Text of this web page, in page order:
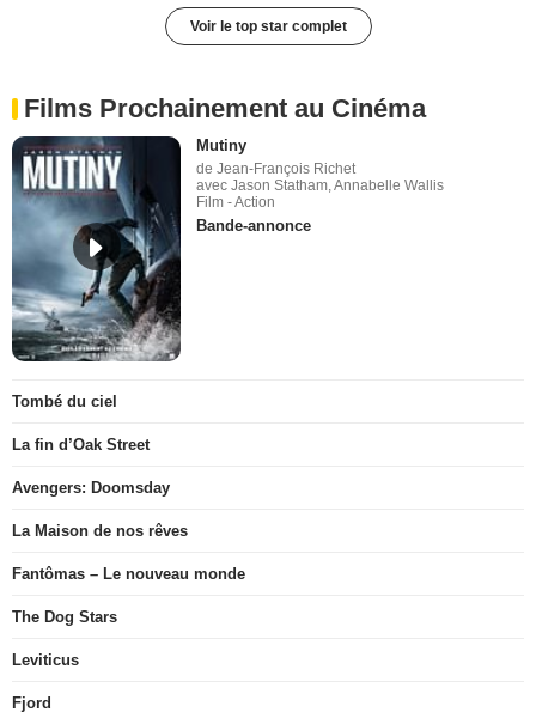
Voir le top star complet
Films Prochainement au Cinéma
Mutiny
de Jean-François Richet
avec Jason Statham, Annabelle Wallis
Film - Action
Bande-annonce
Tombé du ciel
La fin d’Oak Street
Avengers: Doomsday
La Maison de nos rêves
Fantômas – Le nouveau monde
The Dog Stars
Leviticus
Fjord